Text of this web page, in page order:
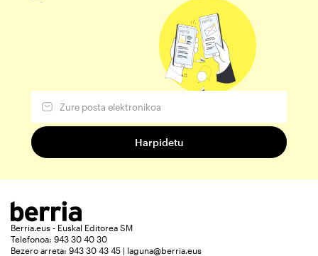
Berria.eus - Euskal Editorea SM
Telefonoa: 943 30 40 30
Bezero arreta: 943 30 43 45 | laguna@berria.eus